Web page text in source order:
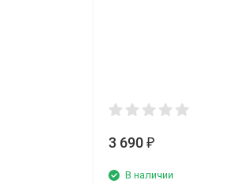
3 690 ₽
В наличии